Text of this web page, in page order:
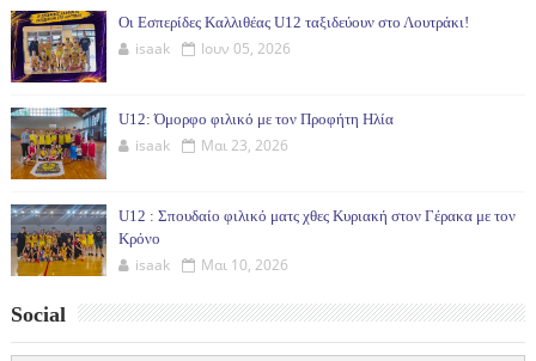
Οι Εσπερίδες Καλλιθέας U12 ταξιδεύουν στο Λουτράκι!
isaak Ιουν 05, 2026
U12: Όμορφο φιλικό με τον Προφήτη Ηλία
isaak Μαι 23, 2026
U12 : Σπουδαίο φιλικό ματς χθες Κυριακή στον Γέρακα με τον
Κρόνο
isaak Μαι 10, 2026
Social